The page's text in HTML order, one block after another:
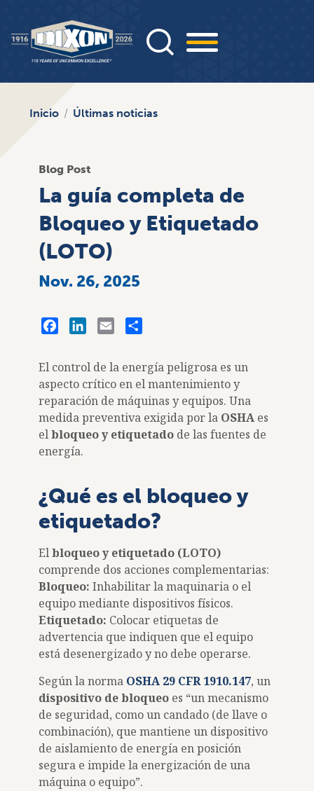
al
contenido
User
account
Inicio Últimas noticias
Blog Post
La guía completa de
Bloqueo y Etiquetado
(LOTO)
Nov. 26, 2025
FacebookLinkedIn
Email
El control de la energía peligrosa es un
aspecto crítico en el mantenimiento y
reparación de máquinas y equipos. Una
medida preventiva exigida por la OSHA es
elbloqueo y etiquetado de las fuentes de
energía.
¿Qué es el bloqueo y
etiquetado?
Elbloqueo y etiquetado (LOTO)
comprende dos acciones complementarias:
Bloqueo: Inhabilitar la maquinaria o el
equipo mediante dispositivos físicos.
Etiquetado: Colocar etiquetas de
advertencia que indiquen que el equipo
está desenergizado y no debe operarse.
Según la norma OSHA 29 CFR 1910.147, un
dispositivo de bloqueo es “un mecanismo
de seguridad, como un candado (de llave o
combinación), que mantiene un dispositivo
de aislamiento de energía en posición
segura e impide la energización de una
máquina o equipo”.